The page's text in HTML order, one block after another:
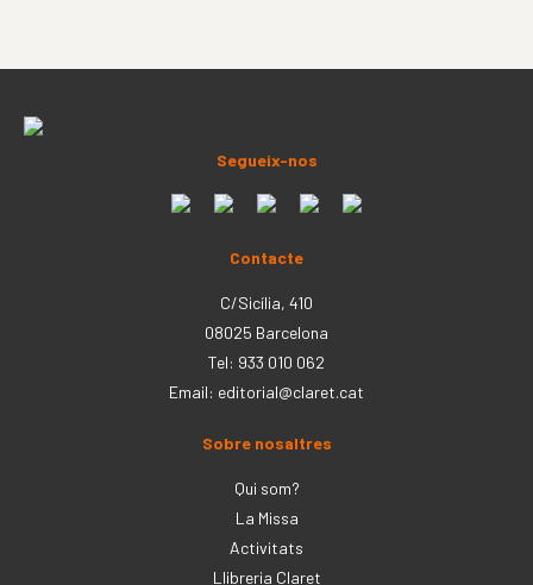
Segueix-nos
Contacte
C/Sicília, 410
08025 Barcelona
Tel: 933 010 062
Email: editorial@claret.cat
Sobre nosaltres
Qui som?
La Missa
Activitats
Llibreria Claret